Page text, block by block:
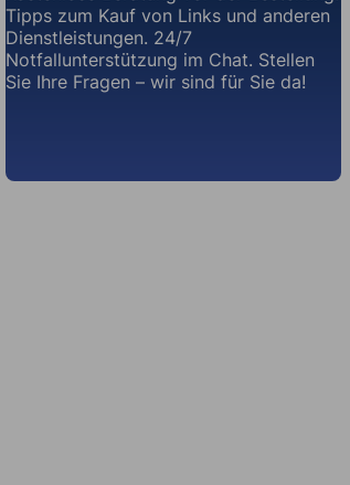
Tipps zum Kauf von Links und anderen
Dienstleistungen. 24/7
Notfallunterstützung im Chat. Stellen
Sie Ihre Fragen – wir sind für Sie da!